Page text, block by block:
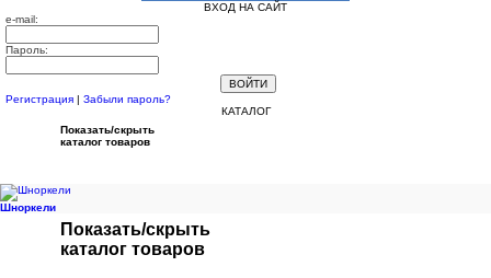
ВХОД НА САЙТ
e-mail:
Пароль:
Регистрация
Забыли пароль?
КАТАЛОГ
Показать/скрыть
каталог товаров
Шноркели
Показать/скрыть
каталог товаров